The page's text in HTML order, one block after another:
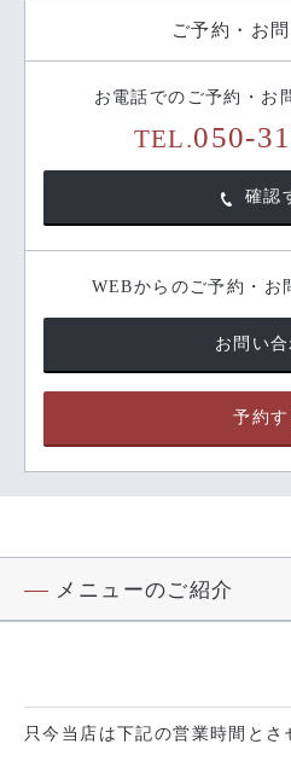
ご予約・お
お電話でのご予約・お
TEL.050-
確認
WEBからのご予約・お
お問い
予約す
メニューのご紹介
只今当店は下記の営業時間とさ